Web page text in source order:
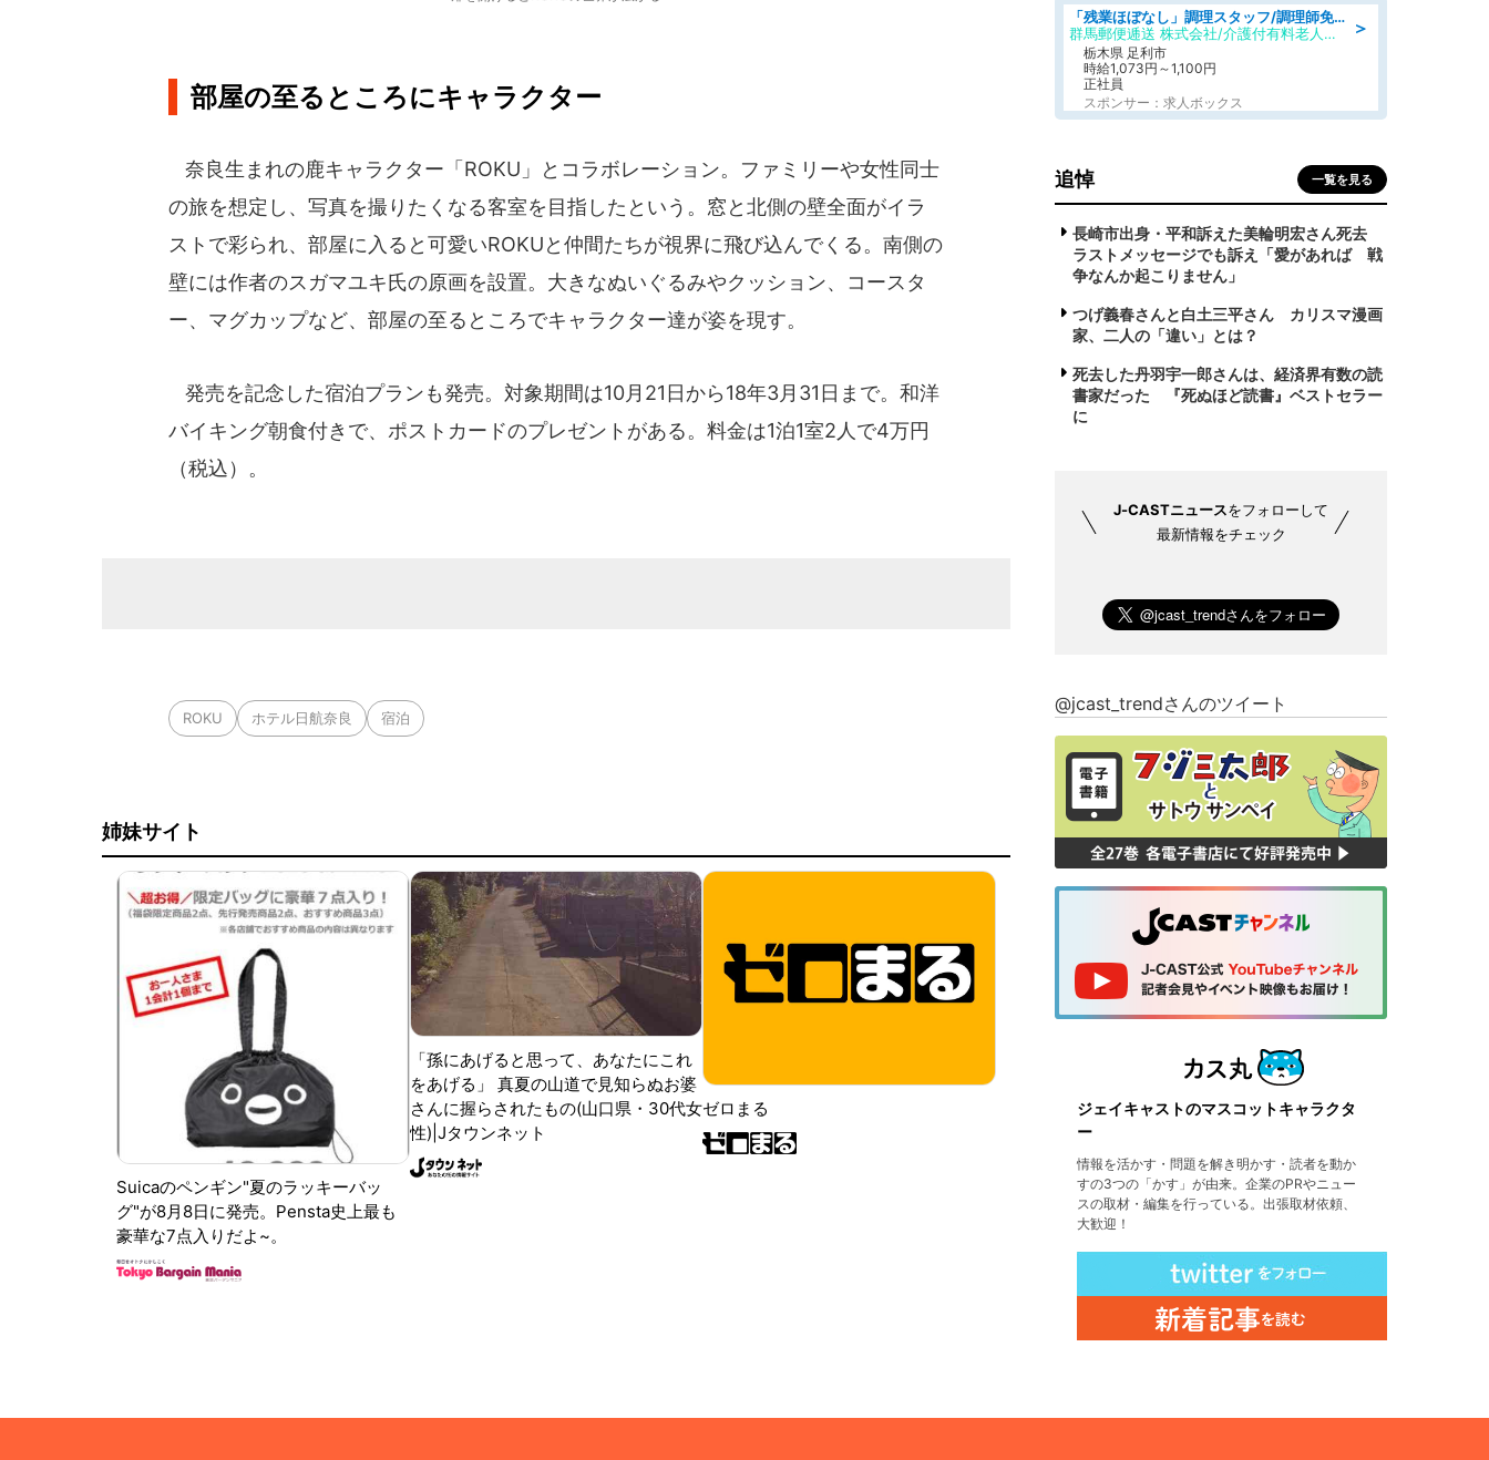
部屋の至るところにキャラクター
奈良生まれの鹿キャラクター「ROKU」とコラボレーション。ファミリーや女性同士
の旅を想定し、写真を撮りたくなる客室を目指したという。窓と北側の壁全面がイラ
ストで彩られ、部屋に入ると可愛いROKUと仲間たちが視界に飛び込んでくる。南側の
壁には作者のスガマユキ氏の原画を設置。大きなぬいぐるみやクッション、コースタ
ー、マグカップなど、部屋の至るところでキャラクター達が姿を現す。
発売を記念した宿泊プランも発売。対象期間は10月21日から18年3月31日まで。和洋
バイキング朝食付きで、ポストカードのプレゼントがある。料金は1泊1室2人で4万円
（税込）。
ROKU ホテル日航奈良 宿泊
姉妹サイト
Suicaのペンギン"夏のラッキーバッ
グ"が8月8日に発売。Pensta史上最も
豪華な7点入りだよ~。
「孫にあげると思って、あなたにこれ
をあげる」 真夏の山道で見知らぬお婆
さんに握らされたもの(山口県・30代女
性)|Jタウンネット
ゼロまる
＞
「残業ほぼなし」調理スタッフ/調理師免許必須/正職員/日勤のみ/介護付き有料老人ホーム/社会保障完備
群馬郵便逓送 株式会社/介護付有料老人ホーム ふる里
栃木県 足利市
時給1,073円～1,100円
正社員
スポンサー：求人ボックス
追悼 一覧を見る
長崎市出身・平和訴えた美輪明宏さん死去
ラストメッセージでも訴え「愛があれば 戦
争なんか起こりません」
つげ義春さんと白土三平さん カリスマ漫画
家、二人の「違い」とは？
死去した丹羽宇一郎さんは、経済界有数の読
書家だった 『死ぬほど読書』ベストセラー
に
J-CASTニュースをフォローして
最新情報をチェック
@jcast_trendさんのツイート
ジェイキャストのマスコットキャラクタ
ー
情報を活かす・問題を解き明かす・読者を動か
すの3つの「かす」が由来。企業のPRやニュー
スの取材・編集を行っている。出張取材依頼、
大歓迎！